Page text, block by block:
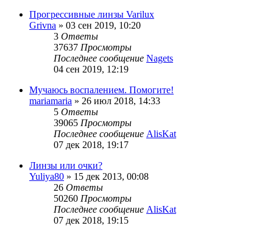
Прогрессивные линзы Varilux
Grivna » 03 сен 2019, 10:20
3 Ответы
37637 Просмотры
Последнее сообщение Nagets
04 сен 2019, 12:19
Мучаюсь воспалением. Помогите!
mariamaria » 26 июл 2018, 14:33
5 Ответы
39065 Просмотры
Последнее сообщение AlisKat
07 дек 2018, 19:17
Линзы или очки?
Yuliya80 » 15 дек 2013, 00:08
26 Ответы
50260 Просмотры
Последнее сообщение AlisKat
07 дек 2018, 19:15